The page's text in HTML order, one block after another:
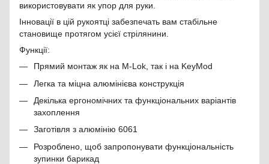
використовувати як упор для руки.
Інновації в цій рукоятці забезпечать вам стабільне
становище протягом усієї стрілянини.
Функції:
Прямий монтаж як на M-Lok, так і на KeyMod
Легка та міцна алюмінієва конструкція
Декілька ергономічних та функціональних варіантів
захоплення
Заготівля з алюмінію 6061
Розроблено, щоб запропонувати функціональність
зупинки барикад